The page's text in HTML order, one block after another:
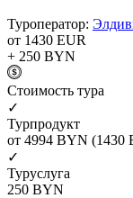
Туроператор:
от 1430 EUR
+ 250 BYN
Cтоимость тура
✓
Турпродукт
от 4994 BYN (1430
✓
Туруслуга
250 BYN